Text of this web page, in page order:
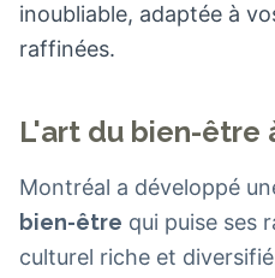
inoubliable, adaptée à
raffinées.
L'art du bien-être
Montréal a développé
bien-être qui puise ses
culturel riche et